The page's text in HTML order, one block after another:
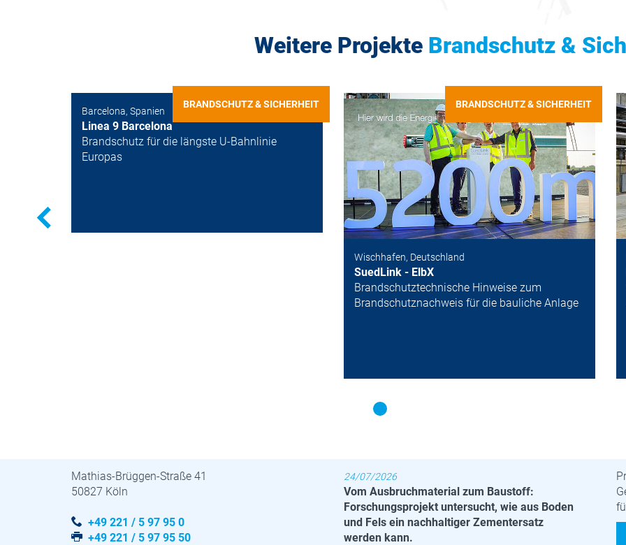
Weitere Projekte Brandschutz &
BRANDSCHUTZ & SICHERHEIT
Barcelona, Spanien
Linea 9 Barcelona
Brandschutz für die längste U-Bahnlinie
Europas
BRANDSCHUTZ & SICHERHEIT
Wischhafen, Deutschland
SuedLink - ElbX
Brandschutztechnische Hinweise zum
Brandschutznachweis für die bauliche Anlage
Mathias-Brüggen-Straße 41
50827 Köln
+49 221 / 5 97 95 0
+49 221 / 5 97 95 50
24/07/2026
Vom Ausbruchmaterial zum Baustoff:
Forschungsprojekt untersucht, wie aus Boden
und Fels ein nachhaltiger Zementersatz
werden kann.